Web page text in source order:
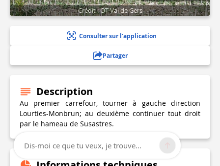
Crédit : OT Val de Gers
Consulter sur l'application
Partager
Description
Au premier carrefour, tourner à gauche direction
Lourties-Monbrun; au deuxième continuer tout droit
par le hameau de Susastres.
Dis-moi ce que tu veux, je trouve...